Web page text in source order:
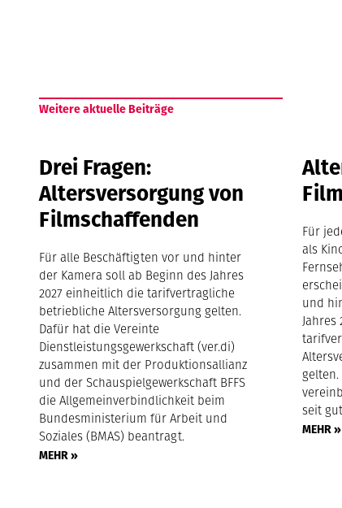
Weitere aktuelle Beiträge
Drei Fragen:
Altersversorgung von
Filmschaffenden
Für alle Beschäftigten vor und hinter
der Kamera soll ab Beginn des Jahres
2027 einheitlich die tarifvertragliche
betriebliche Altersversorgung gelten.
Dafür hat die Vereinte
Dienstleistungsgewerkschaft (ver.di)
zusammen mit der Produktionsallianz
und der Schauspielgewerkschaft BFFS
die Allgemeinverbindlichkeit beim
Bundesministerium für Arbeit und
Soziales (BMAS) beantragt.
MEHR »
Für
als
und
seit
MEHR »